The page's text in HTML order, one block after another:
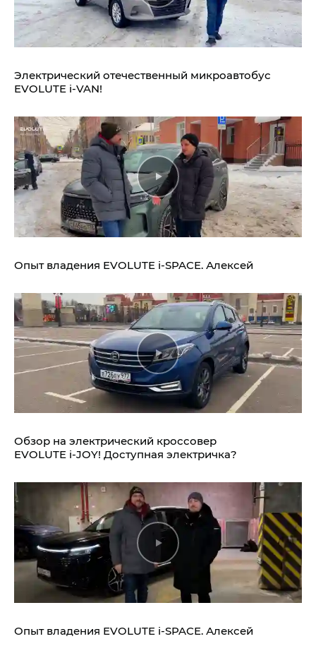
Электрический отечественный микроавтобус
EVOLUTE i‑VAN!
Опыт владения EVOLUTE i‑SPACE. Алексей
Обзор на электрический кроссовер
EVOLUTE i‑JOY! Доступная электричка?
Опыт владения EVOLUTE i‑SPACE. Алексей